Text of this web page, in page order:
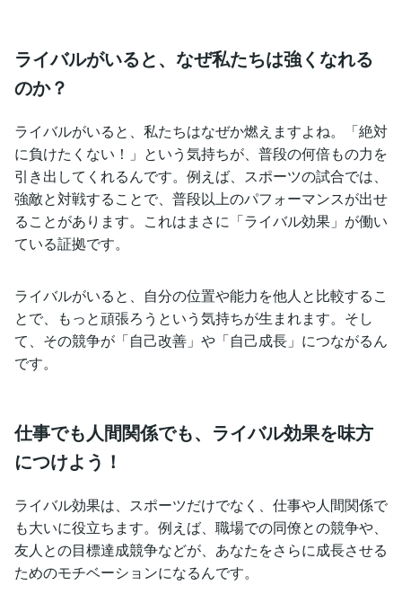
ライバルがいると、なぜ私たちは強くなれる
のか？
ライバルがいると、私たちはなぜか燃えますよね。「絶対
に負けたくない！」という気持ちが、普段の何倍もの力を
引き出してくれるんです。例えば、スポーツの試合では、
強敵と対戦することで、普段以上のパフォーマンスが出せ
ることがあります。これはまさに「ライバル効果」が働い
ている証拠です。
ライバルがいると、自分の位置や能力を他人と比較するこ
とで、もっと頑張ろうという気持ちが生まれます。そし
て、その競争が「自己改善」や「自己成長」につながるん
です。
仕事でも人間関係でも、ライバル効果を味方
につけよう！
ライバル効果は、スポーツだけでなく、仕事や人間関係で
も大いに役立ちます。例えば、職場での同僚との競争や、
友人との目標達成競争などが、あなたをさらに成長させる
ためのモチベーションになるんです。